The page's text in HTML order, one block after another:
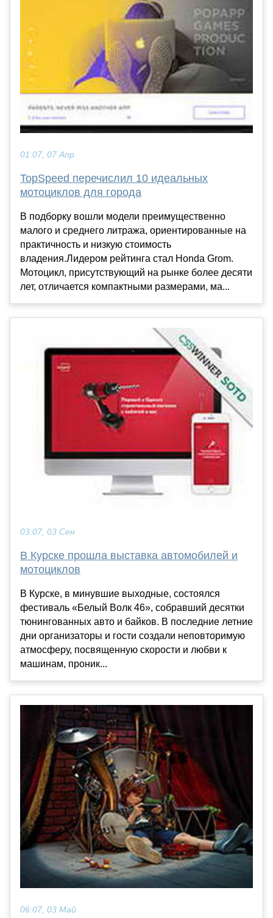
01:07, 07 Апр
TopSpeed перечислил 10 идеальных
мотоциклов для города
В подборку вошли модели преимущественно
малого и среднего литража, ориентированные на
практичность и низкую стоимость
владения.Лидером рейтинга стал Honda Grom.
Мотоцикл, присутствующий на рынке более десяти
лет, отличается компактными размерами, ма...
03:07, 03 Сен
В Курске прошла выставка автомобилей и
мотоциклов
В Курске, в минувшие выходные, состоялся
фестиваль «Белый Волк 46», собравший десятки
тюнингованных авто и байков. В последние летние
дни организаторы и гости создали неповторимую
атмосферу, посвященную скорости и любви к
машинам, проник...
06:07, 03 Май